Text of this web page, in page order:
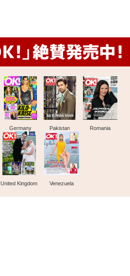
Germany Pakistan Romania
United Kingdom Venezuela